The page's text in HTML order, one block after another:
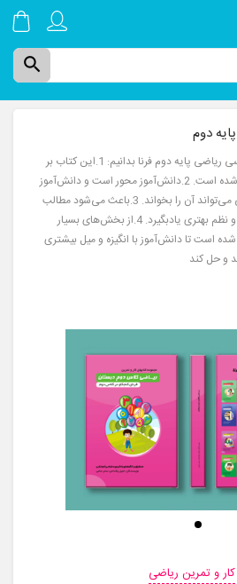
search
دوم
آنچه باید درباره کتاب کمک درسی ریاضی پایه دوم فرنا بدانیم: 1.این کتاب بر
اساس الگوهای یادگیری نوشته شده است. 2.دانش‌آموز محور است و دانش‌آموز
به تنهایی و بدون کمک شخصی می‌تواند آن را بخواند. 3.باعث می‌شود مطالب
کتاب ریاضی دوم را با چارچوب و نظم بهتری یادبگیرد. 4.از بخش‌های بسیار
است تا دانش‌آموز با انگیزه و میل بیشتری
و حل کند
و تمرین ریاضی